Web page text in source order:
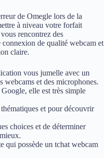
de Omegle lors de la
à niveau votre forfait
rencontrez des
de qualité webcam et
claire.
vous jumelle avec un
webcams et des microphones.
elle est très simple
et pour découvrir
choices et de déterminer
qui possède un tchat webcam